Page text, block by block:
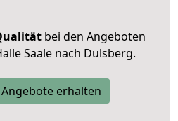
bei den Angeboten
Saale nach Dulsberg.
erhalten